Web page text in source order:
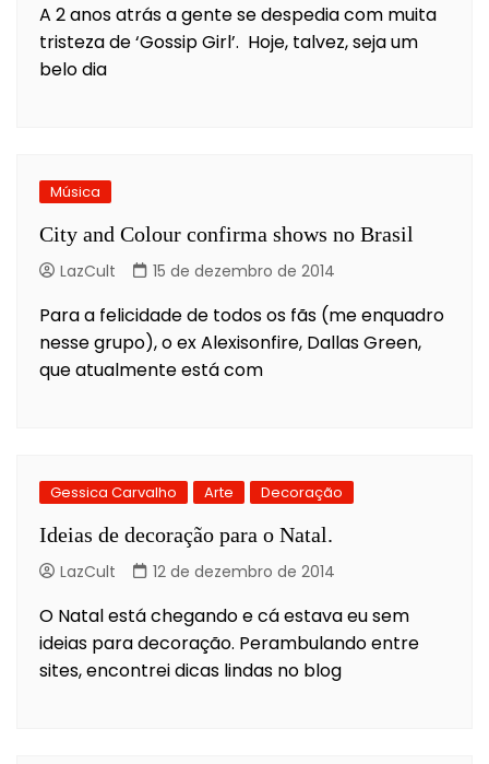
A 2 anos atrás a gente se despedia com muita
tristeza de ‘Gossip Girl’. Hoje, talvez, seja um
belo dia
Música
City and Colour confirma shows no Brasil
LazCult 15 de dezembro de 2014
Para a felicidade de todos os fãs (me enquadro
nesse grupo), o ex Alexisonfire, Dallas Green,
que atualmente está com
Gessica Carvalho Arte Decoração
Ideias de decoração para o Natal.
LazCult 12 de dezembro de 2014
O Natal está chegando e cá estava eu sem
ideias para decoração. Perambulando entre
sites, encontrei dicas lindas no blog